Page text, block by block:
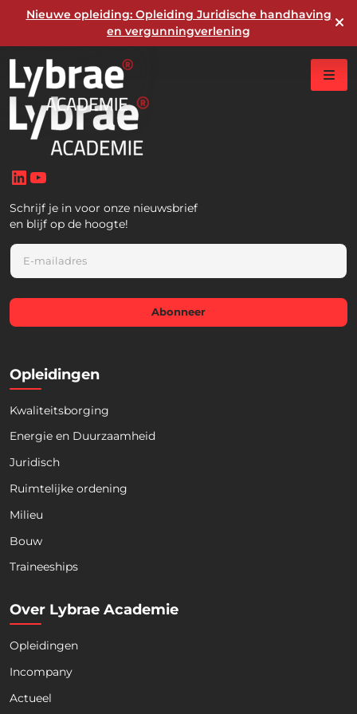
Nieuwe opleiding: Opleiding Juridische handhaving
en vergunningverlening
LinkedIn
Schrijf je in voor onze nieuwsbrief
en blijf op de hoogte!
E
a
i
*
Abonneer
Opleidingen
Kwaliteitsborging
Energie en Duurzaamheid
Juridisch
Ruimtelijke ordening
Milieu
Bouw
Traineeships
Over Lybrae Academie
Opleidingen
Incompany
Actueel